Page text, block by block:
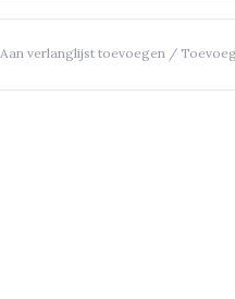
Aan verlanglijst toevoegen /